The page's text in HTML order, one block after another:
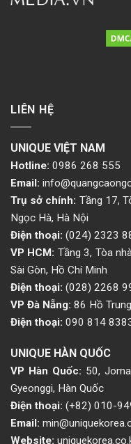
LIÊN HỆ
UNIQUE VIỆT NAM
Hotline: 0986 268 555
Email:
Trụ sở chính: Tầng 17,
Ngọc Hà, Hà Nội
Điện thoại: (024) 2323
VP HCM: Tầng 3, Tòa
Sài Gòn, Hồ Chí Minh
Điện thoại: (028) 2268
VP Đà Nẵng: 86 Hồ
Điện thoại: 090 814
UNIQUE HÀN QUỐC
VP Hàn Quốc: 50,
Gyeonggi, Hàn Quốc
Điện thoại: (+82) 010-
Email:
Website: